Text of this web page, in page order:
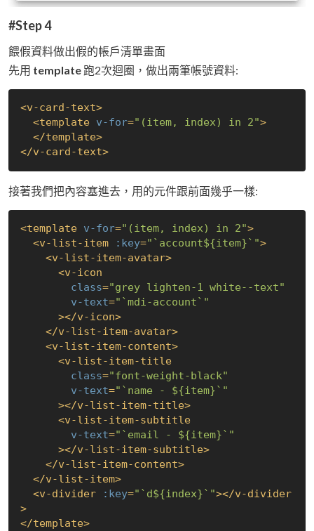
#Step 4
餵假資料做出假的帳戶清單畫面
先用 template 跑2次迴圈，做出兩筆帳號資料:
<v-card-text>
<template v-for="(item, index) in 2">
</template>
</v-card-text>
接著我們把內容塞進去，用的元件跟前面幾乎一樣:
<template v-for="(item, index) in 2">
<v-list-item :key="`account${item}`">
<v-list-item-avatar>
<v-icon
class="grey lighten-1 white--text"
v-text="`mdi-account`"
      >
</v-icon>
</v-list-item-avatar>
<v-list-item-content>
<v-list-item-title
class="font-weight-black"
v-text="`name - ${item}`"
      >
</v-list-item-title>
<v-list-item-subtitle
v-text="`email - ${item}`"
      >
</v-list-item-subtitle>
</v-list-item-content>
</v-list-item>
<v-divider :key="`d${index}`"></v-divider
>
</template>